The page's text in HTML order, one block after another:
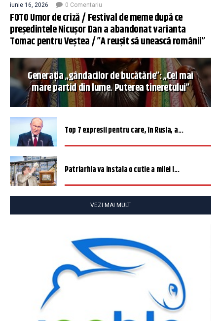
iunie 16, 2026 0 Comentariu
FOTO Umor de criză / Festival de meme după ce
președintele Nicușor Dan a abandonat varianta
Tomac pentru Veștea / ”A reușit să unească românii”
Generația „gândacilor de bucătărie”: „Cel mai
mare partid din lume. Puterea tineretului”
Top 7 expresii pentru care, în Rusia, a...
Patriarhia va instala o cutie a milei î...
VEZI MAI MULT